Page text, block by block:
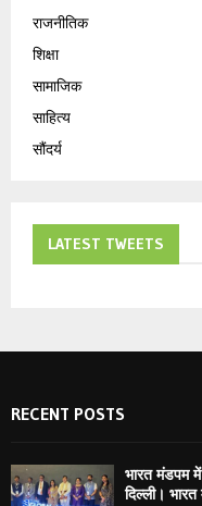
राजनीतिक
शिक्षा
सामाजिक
साहित्य
सौंदर्य
LATEST TWEETS
RECENT POSTS
भारत मंडपम
दिल्ली।